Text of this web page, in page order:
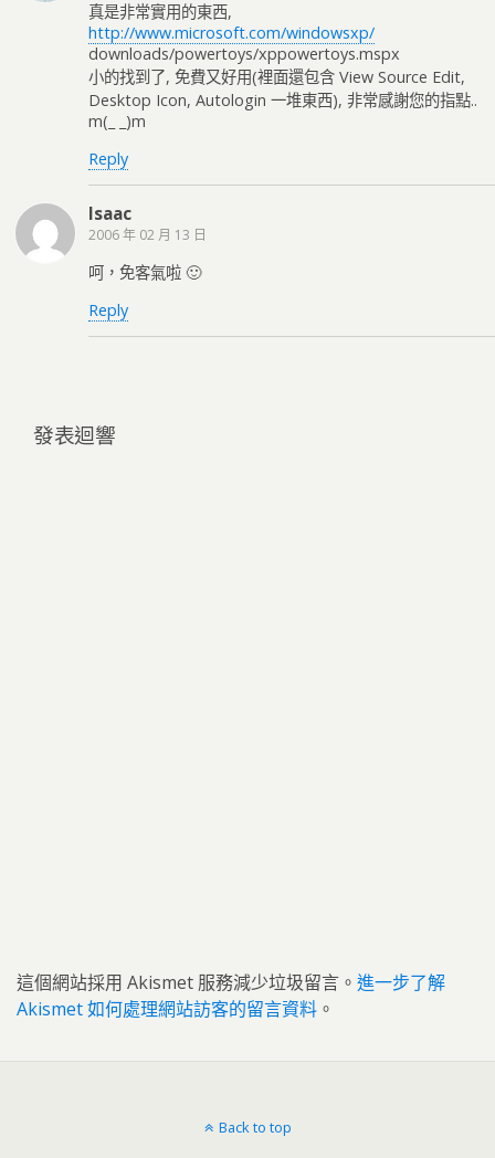
真是非常實用的東西,
http://www.microsoft.com/windowsxp/
downloads/powertoys/xppowertoys.mspx
小的找到了, 免費又好用(裡面還包含 View Source Edit,
Desktop Icon, Autologin 一堆東西), 非常感謝您的指點..
m(_ _)m
Reply
Isaac
2006 年 02 月 13 日
呵，免客氣啦 🙂
Reply
發表迴響
這個網站採用 Akismet 服務減少垃圾留言。 進一步了解
Akismet 如何處理網站訪客的留言資料 。
Back to top